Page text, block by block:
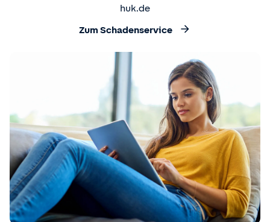
huk.de
Zum Schadenservice